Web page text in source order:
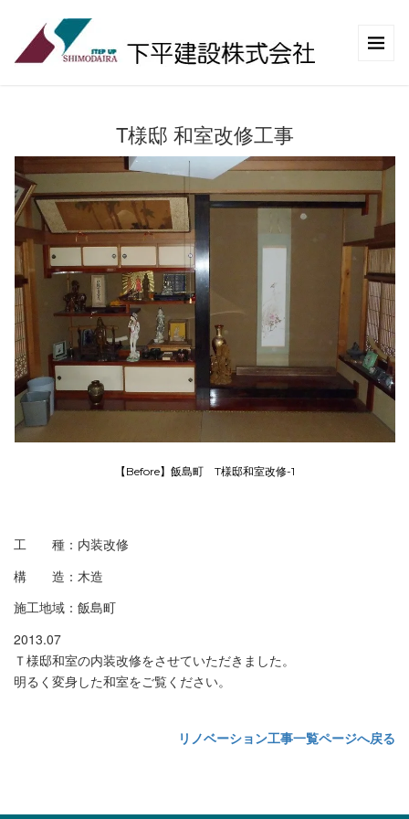
T様邸 和室改修工事
【Before】飯島町 T様邸和室改修-1
工 種：内装改修
構 造：木造
施工地域：飯島町
2013.07
Ｔ様邸和室の内装改修をさせていただきました。
明るく変身した和室をご覧ください。
リノベーション工事一覧ページへ戻る